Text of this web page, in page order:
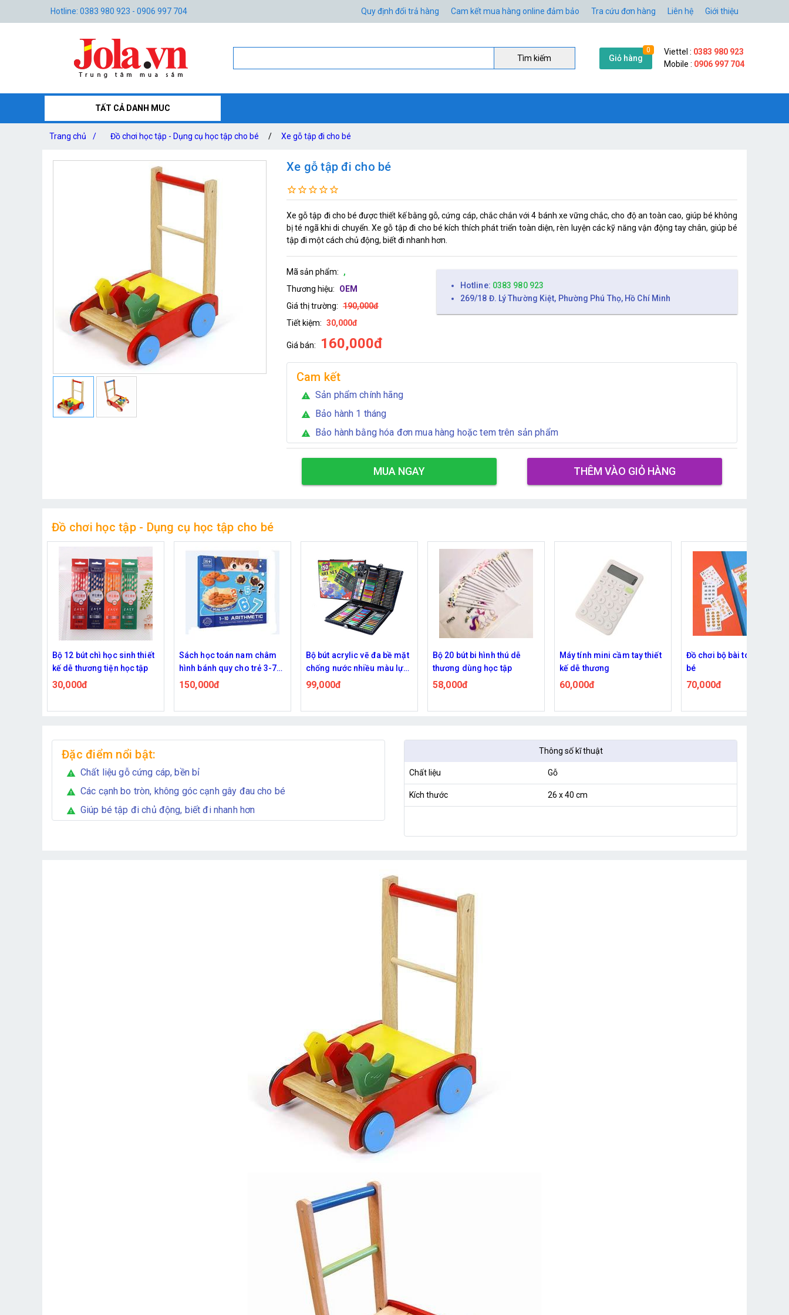
Hotline: 0383 980 923 - 0906 997 704 Quy định đổi trả hàng Cam kết mua hàng online đảm bảo Tra cứu đơn hàng Liên hệ Giới thiệu
Tìm kiếm Giỏ hàng
0 Viettel : 0383 980 923
Mobile : 0906 997 704
TẤT CẢ DANH MUC
Trang chủ / Đồ chơi học tập - Dụng cụ học tập cho bé / Xe gỗ tập đi cho bé
Xe gỗ tập đi cho bé
Xe gỗ tập đi cho bé được thiết kế bằng gỗ, cứng cáp, chắc chắn với 4 bánh xe vững chắc, cho độ an toàn cao, giúp bé không
bị té ngã khi di chuyển. Xe gỗ tập đi cho bé kích thích phát triển toàn diện, rèn luyện các kỹ năng vận động tay chân, giúp bé
tập đi một cách chủ động, biết đi nhanh hơn.
Mã sản phẩm:
,
Thương hiệu:
OEM
Giá thị trường: 190,000đ
Tiết kiệm: 30,000đ
Giá bán: 160,000đ
Hotline: 0383 980 923
269/18 Đ. Lý Thường Kiệt, Phường Phú Thọ, Hồ Chí Minh
Cam kết
warning Sản phẩm chính hãng
warning Bảo hành 1 tháng
warning Bảo hành bằng hóa đơn mua hàng hoặc tem trên sản phẩm
MUA NGAY THÊM VÀO GIỎ HÀNG
Đồ chơi học tập - Dụng cụ học tập cho bé
Sách học toán nam châm
hình bánh quy cho trẻ 3-7
tuổi
150,000đ
Bộ bút acrylic vẽ đa bề mặt
chống nước nhiều màu lựa
chọn
99,000đ
Bộ 20 bút bi hình thú dễ
thương dùng học tập
58,000đ
Máy tính mini cầm tay thiết
kế dễ thương
60,000đ
Đồ chơi bộ bài toán học cho
bé
70,000đ
Que chỉ bảng Inox kéo dài
1M cho giáo viên
38,000đ
Đặc điểm nổi bật:
warning Chất liệu gỗ cứng cáp, bền bỉ
warning Các cạnh bo tròn, không góc cạnh gây đau cho bé
warning Giúp bé tập đi chủ động, biết đi nhanh hơn
Thông số kĩ thuật
Chất liệu Gỗ
Kích thước 26 x 40 cm